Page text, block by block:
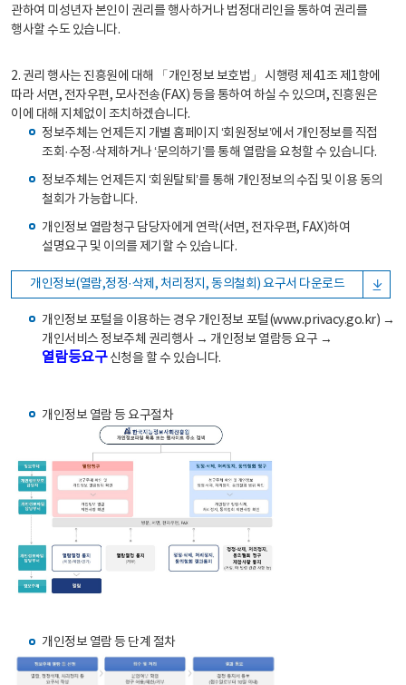
관하여 미성년자 본인이 권리를 행사하거나 법정대리인을 통하여 권리를
행사할 수도 있습니다.
2. 권리 행사는 진흥원에 대해 「개인정보 보호법」 시행령 제41조 제1항에
따라 서면, 전자우편, 모사전송(FAX) 등을 통하여 하실 수 있으며, 진흥원은
이에 대해 지체없이 조치하겠습니다.
정보주체는 언제든지 개별 홈페이지 ‘회원정보’에서 개인정보를 직접
조회·수정·삭제하거나 ‘문의하기’를 통해 열람을 요청할 수 있습니다.
정보주체는 언제든지 ‘회원탈퇴’를 통해 개인정보의 수집 및 이용 동의
철회가 가능합니다.
개인정보 열람청구 담당자에게 연락(서면, 전자우편, FAX)하여
설명요구 및 이의를 제기할 수 있습니다.
개인정보(열람,정정·삭제, 처리정지, 동의철회) 요구서 다운로드
개인정보 포털을 이용하는 경우 개인정보 포털(www.privacy.go.kr) →
개인서비스 정보주체 권리행사 → 개인정보 열람등 요구 →
열람등요구신청을 할 수 있습니다.
개인정보 열람 등 요구절차
개인정보 열람 등 단계 절차